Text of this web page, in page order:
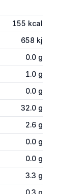
500g'
155 kcal
658 kj
0.0 g
1.0 g
0.0 g
32.0 g
2.6 g
0.0 g
0.0 g
3.3 g
0.3 g